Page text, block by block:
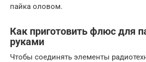
пайка оловом.
Как приготовить флюс для
руками
Чтобы соединять элементы